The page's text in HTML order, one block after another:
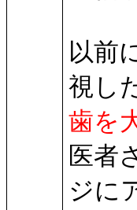
以前
視し
歯を
医者
ジに